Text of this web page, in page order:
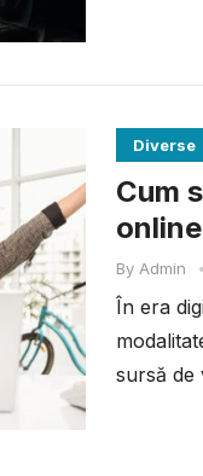
Diverse
Cum
online
By Admin •
În era
sursă de